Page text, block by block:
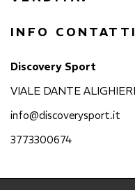
INFO CONTATTI
Discovery Sport
VIALE DANTE
info@discoverysport.it
3773300674